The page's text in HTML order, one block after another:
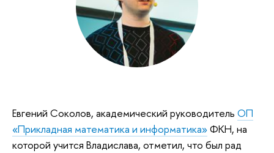
Евгений Соколов, академический руководитель ОП
«Прикладная математика и информатика»ФКН, на
которой учится Владислава, отметил, что был рад